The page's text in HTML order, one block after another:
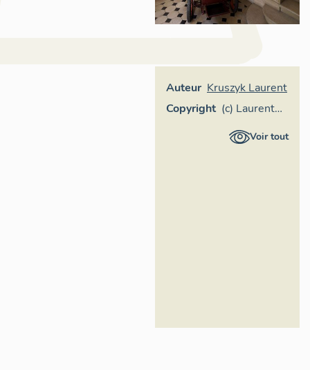
Auteur Kruszyk Laurent
Copyright (c) Laurent
Kruszyk,Voir tout